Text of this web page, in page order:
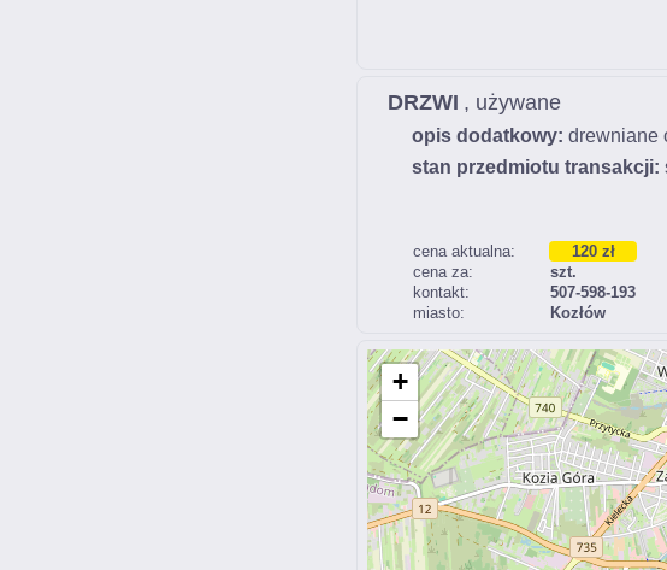
DRZWI , używane
opis dodatkowy: drewniane
stan przedmiotu transakcji:
cena aktualna:
120 zł
cena za:
szt.
kontakt:
507-598-193
miasto:
Kozłów
+
−